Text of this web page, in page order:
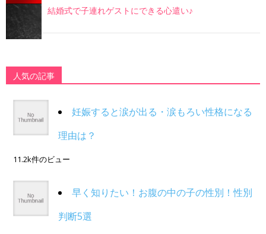
結婚式で子連れゲストにできる心遣い♪
人気の記事
妊娠すると涙が出る・涙もろい性格になる
理由は？
11.2k件のビュー
早く知りたい！お腹の中の子の性別！性別
判断5選